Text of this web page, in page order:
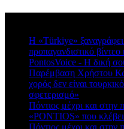
Η «Türkiye»
προπαγανδιστικό
PontosVoice - H δική
Παρέμβαση Χρήστου
χορός δεν είναι
σφετερισμό»
Πόντιος μέχρι και στην
«PONTIOS» που